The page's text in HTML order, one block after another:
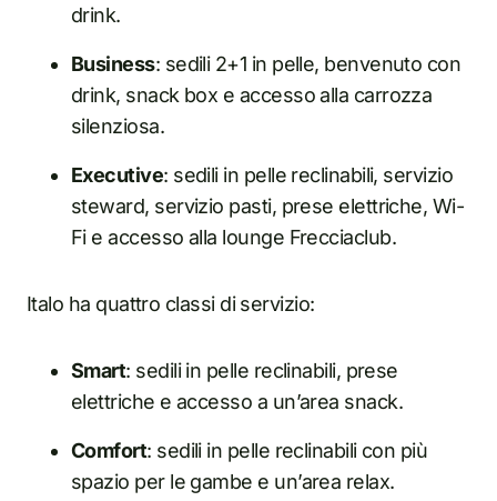
drink.
Business: sedili 2+1 in pelle, benvenuto con
drink, snack box e accesso alla carrozza
silenziosa.
Executive: sedili in pelle reclinabili, servizio
steward, servizio pasti, prese elettriche, Wi-
Fi e accesso alla lounge Frecciaclub.
Italo ha quattro classi di servizio:
Smart: sedili in pelle reclinabili, prese
elettriche e accesso a un’area snack.
Comfort: sedili in pelle reclinabili con più
spazio per le gambe e un’area relax.